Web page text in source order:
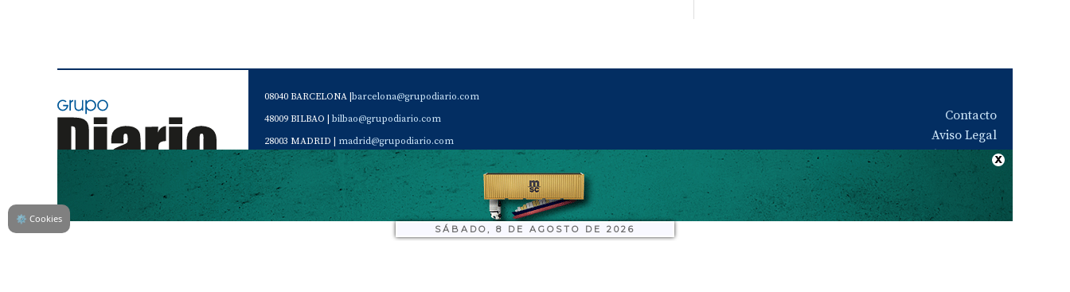
SÁBADO, 8 DE AGOSTO DE 2026
08040 BARCELONA |barcelona@grupodiario.com
48009 BILBAO | bilbao@grupodiario.com
28003 MADRID | madrid@grupodiario.com
46120 Alboraya. VALENCIA |
valencia@grupodiario.com
Servicio de Atención al Socio Suscriptor | sas@grupodiario.com
Teléfono de contacto de Diario del Puerto: 96 330 18 32
Contacto
Aviso Legal
Quiénes somos
Política de privacidad
⚙ Cookies